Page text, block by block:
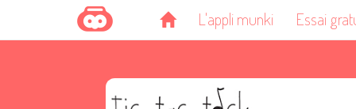
L'appli munki Essai